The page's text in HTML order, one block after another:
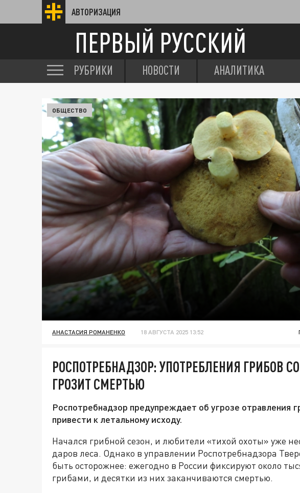
АВТОРИЗАЦИЯ
ПЕРВЫЙ РУССКИЙ
РУБРИКИ НОВОСТИ АНАЛИТИКА
ОБЩЕСТВО
АНАСТАСИЯ РОМАНЕНКО 18 АВГУСТА 2025 13:52
РОСПОТРЕБНАДЗОР: УПОТРЕБЛЕНИЯ ГРИБОВ
ГРОЗИТ СМЕРТЬЮ
Роспотребнадзор предупреждает об угрозе отравления
привести к летальному исходу.
Начался грибной сезон, и любители «тихой охоты» уже
даров леса. Однако в управлении Роспотребнадзора
быть осторожнее: ежегодно в России фиксируют около
грибами, и десятки из них заканчиваются смертью.